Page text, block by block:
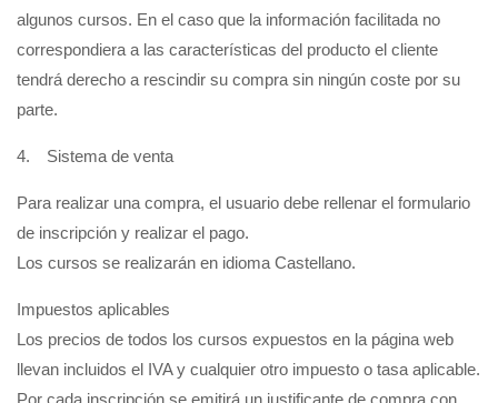
algunos cursos. En el caso que la información facilitada no
correspondiera a las características del producto el cliente
tendrá derecho a rescindir su compra sin ningún coste por su
parte.
4. Sistema de venta
Para realizar una compra, el usuario debe rellenar el formulario
de inscripción y realizar el pago.
Los cursos se realizarán en idioma Castellano.
Impuestos aplicables
Los precios de todos los cursos expuestos en la página web
llevan incluidos el IVA y cualquier otro impuesto o tasa aplicable.
Por cada inscripción se emitirá un justificante de compra con